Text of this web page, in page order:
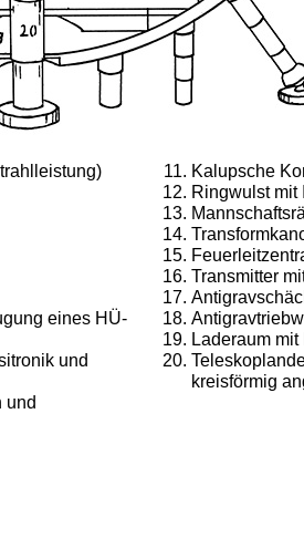
eines HÜ-
und
und
Kalupsche
Ringwulst mit
Transmitter
Laderaum
kreisförmig